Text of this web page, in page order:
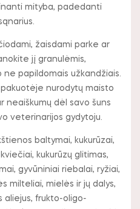
mityba, padedanti
žaisdami parke ar
jį granulėmis,
papildomais užkandžiais.
nurodytų maisto
neaiškumų dėl savo šuns
veterinarijos gydytoju.
baltymai, kukurūzai,
kukurūzų glitimas,
gyvūniniai riebalai, ryžiai,
milteliai, mielės ir jų dalys,
aliejus, frukto-oligo-